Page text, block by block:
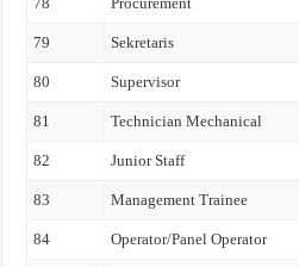
79 Sekretaris
80 Supervisor
81 Technician Mechanical
82 Junior Staff
83 Management Trainee
84 Operator/Panel Operator